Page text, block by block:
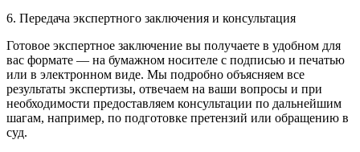
6. Передача экспертного заключения и консультация
Готовое экспертное заключение вы получаете в удобном для
вас формате — на бумажном носителе с подписью и печатью
или в электронном виде. Мы подробно объясняем все
результаты экспертизы, отвечаем на ваши вопросы и при
необходимости предоставляем консультации по дальнейшим
шагам, например, по подготовке претензий или обращению в
суд.